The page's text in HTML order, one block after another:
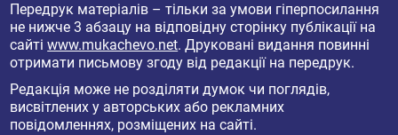
Передрук матеріалів – тільки за умови гіперпосилання
не нижче 3 абзацу на відповідну сторінку публікації на
сайтіwww.mukachevo.net. Друковані видання повинні
отримати письмову згоду від редакції на передрук.
Редакція може не розділяти думок чи поглядів,
висвітлених у авторських або рекламних
повідомленнях, розміщених на сайті.